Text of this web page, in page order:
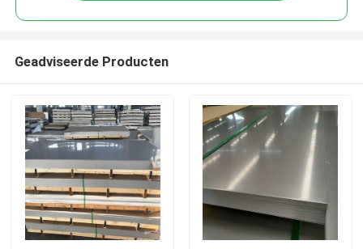
Geadviseerde Producten